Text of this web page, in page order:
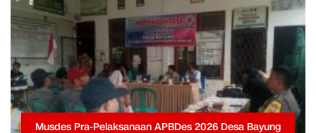
Musdes Pra-Pelaksanaan APBDes 2026 Desa Bayung